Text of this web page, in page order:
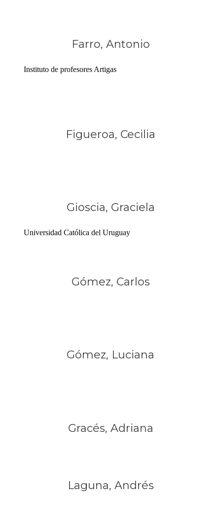
Farro, Antonio
Instituto de profesores Artigas
Figueroa, Cecilia
Gioscia, Graciela
Universidad Católica del Uruguay
Gómez, Carlos
Gómez, Luciana
Gracés, Adriana
Laguna, Andrés